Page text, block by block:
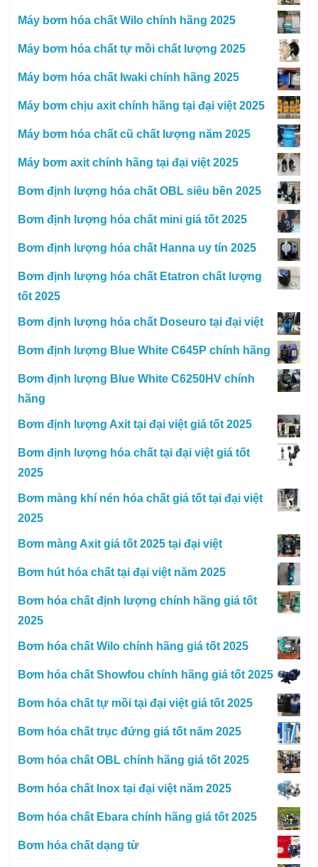
Máy bơm hóa chất Wilo chính hãng 2025
Máy bơm hóa chất tự mồi chất lượng 2025
Máy bơm hóa chất Iwaki chính hãng 2025
Máy bơm chịu axit chính hãng tại đại việt 2025
Máy bơm hóa chất cũ chất lượng năm 2025
Máy bơm axit chính hãng tại đại việt 2025
Bơm định lượng hóa chất OBL siêu bền 2025
Bơm định lượng hóa chất mini giá tốt 2025
Bơm định lượng hóa chất Hanna uy tín 2025
Bơm định lượng hóa chất Etatron chất lượng
tốt 2025
Bơm định lượng hóa chất Doseuro tại đại việt
Bơm định lượng Blue White C645P chính hãng
Bơm định lượng Blue White C6250HV chính
hãng
Bơm định lượng Axit tại đại việt giá tốt 2025
Bơm định lượng hóa chất tại đại việt giá tốt
2025
Bơm màng khí nén hóa chất giá tốt tại đại việt
2025
Bơm màng Axit giá tốt 2025 tại đại việt
Bơm hút hóa chất tại đại việt năm 2025
Bơm hóa chất định lượng chính hãng giá tốt
2025
Bơm hóa chất Wilo chính hãng giá tốt 2025
Bơm hóa chất Showfou chính hãng giá tốt 2025
Bơm hóa chất tự mồi tại đại việt giá tốt 2025
Bơm hóa chất trục đứng giá tốt năm 2025
Bơm hóa chất OBL chính hãng giá tốt 2025
Bơm hóa chất Inox tại đại việt năm 2025
Bơm hóa chất Ebara chính hãng giá tốt 2025
Bơm hóa chất dạng từ